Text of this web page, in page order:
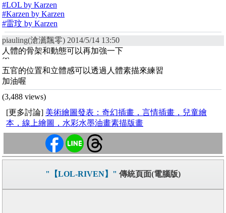
#LOL by Karzen
#Karzen by Karzen
#雷玟 by Karzen
piauling(滄瀳飄零) 2014/5/14 13:50
人體的骨架和動態可以再加強一下
ˊˇˋ
五官的位置和立體感可以透過人體素描來練習
加油喔
(3,488 views)
[更多討論] 美術繪圖發表：奇幻插畫，言情插畫，兒童繪
本，線上繪圖，水彩水墨油畫素描版畫
"【LOL-RIVEN】" 傳統頁面(電腦版)